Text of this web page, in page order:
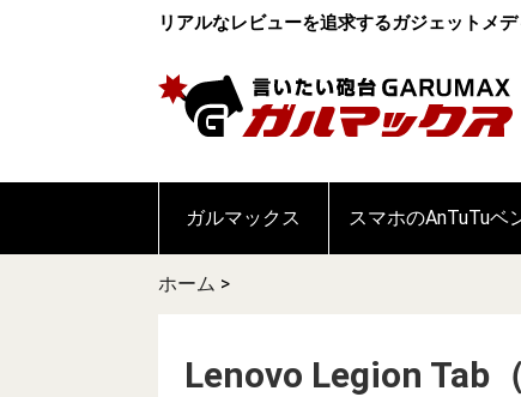
リアルなレビューを追求するガジェットメ
ガルマックス スマホのAnTuTuベ
ホーム >
Lenovo Legion Tab